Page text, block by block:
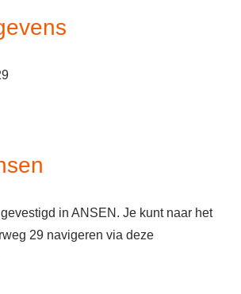
in ANSEN. Je kunt naar het
29 navigeren via deze